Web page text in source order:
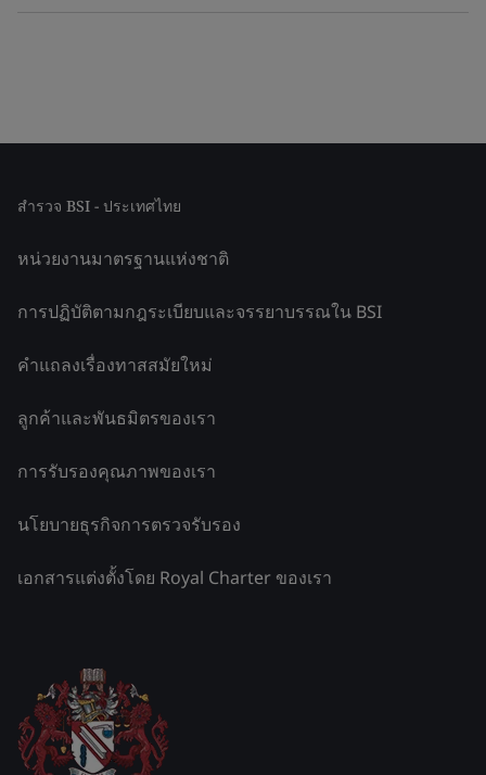
สำรวจ BSI - ประเทศไทย
หน่วยงานมาตรฐานแห่งชาติ
การปฏิบัติตามกฎระเบียบและจรรยาบรรณใน BSI
คำแถลงเรื่องทาสสมัยใหม่
ลูกค้าและพันธมิตรของเรา
การรับรองคุณภาพของเรา
นโยบายธุรกิจการตรวจรับรอง
เอกสารแต่งตั้งโดย Royal Charter ของเรา